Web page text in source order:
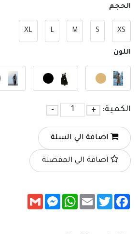
الحجم
XS
S
M
L
XL
اللون
الكمية: +
-
اضافة الي السلة
اضافة الي المفضلة
Facebook
Twitter
Email
WhatsApp
Messenger
Gmail